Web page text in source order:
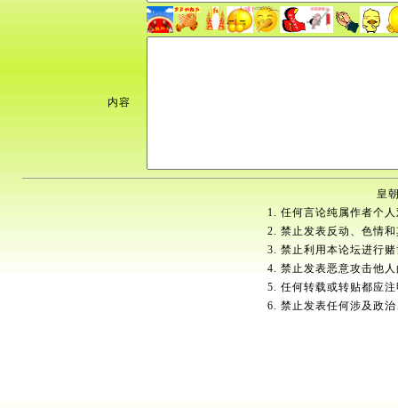
内容
皇
1. 任何言论纯属作者个
2. 禁止发表反动、色情
3. 禁止利用本论坛进行
4. 禁止发表恶意攻击他
5. 任何转载或转贴都应
6. 禁止发表任何涉及政